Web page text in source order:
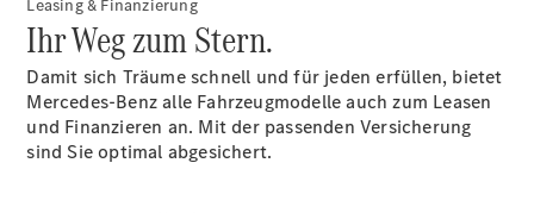
Leasing & Finanzierung
Ihr Weg zum Stern.
Damit sich Träume schnell und für jeden erfüllen, bietet
Mercedes-Benz alle Fahrzeugmodelle auch zum Leasen
und Finanzieren an. Mit der passenden Versicherung
sind Sie optimal abgesichert.